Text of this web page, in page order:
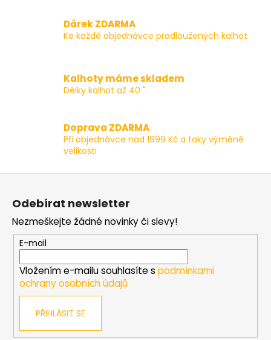
á
d
í
p
v
k
ý
s
u
Dárek ZDARMA
Ke každé objednávce prodloužených kalhot
Kalhoty máme skladem
Délky kalhot až 40 "
Doprava ZDARMA
Při objednávce nad 1999 Kč a taky výměně
velikosti
Z
Odebírat newsletter
Nezmeškejte žádné novinky či slevy!
E-mail
Vložením e-mailu souhlasíte s podmínkami
ochrany osobních údajů
PŘIHLÁSIT SE